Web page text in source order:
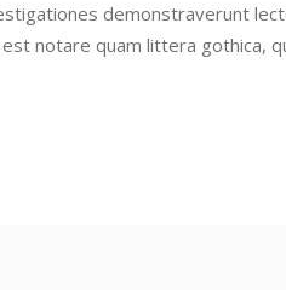
demonstraverunt
est notare quam littera gothica,